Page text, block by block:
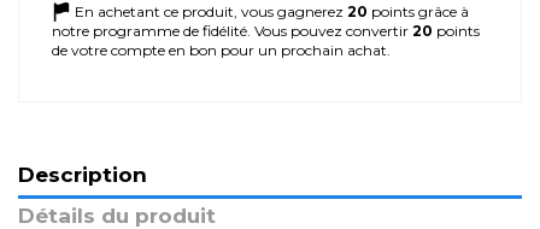
En achetant ce produit, vous gagnerez 20 points grâce à
notre programme de fidélité. Vous pouvez convertir 20 points
de votre compte en bon pour un prochain achat.
Description
Détails du produit